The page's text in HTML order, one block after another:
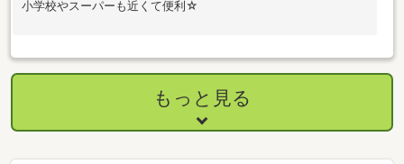
小学校やスーパーも近くて便利☆
もっと見る